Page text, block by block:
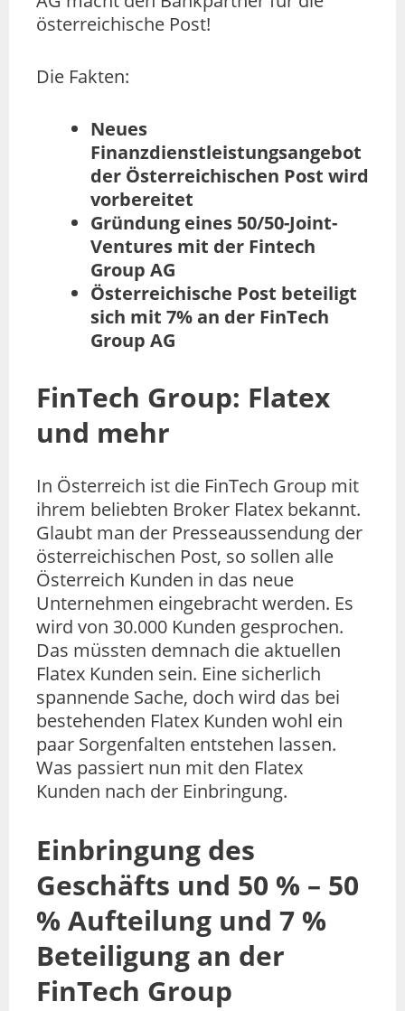
österreichische Post!
Die Fakten:
Neues
Finanzdienstleistungsangebot
der Österreichischen Post wird
vorbereitet
Gründung eines 50/50-Joint-
Ventures mit der Fintech
Group AG
Österreichische Post beteiligt
sich mit 7% an der FinTech
Group AG
FinTech Group: Flatex
und mehr
In Österreich ist die FinTech Group mit
ihrem beliebten Broker Flatex bekannt.
Glaubt man der Presseaussendung der
österreichischen Post, so sollen alle
Österreich Kunden in das neue
Unternehmen eingebracht werden. Es
wird von 30.000 Kunden gesprochen.
Das müssten demnach die aktuellen
Flatex Kunden sein. Eine sicherlich
spannende Sache, doch wird das bei
bestehenden Flatex Kunden wohl ein
paar Sorgenfalten entstehen lassen.
Was passiert nun mit den Flatex
Kunden nach der Einbringung.
Einbringung des
Geschäfts und 50 % – 50
% Aufteilung und 7 %
Beteiligung an der
FinTech Group